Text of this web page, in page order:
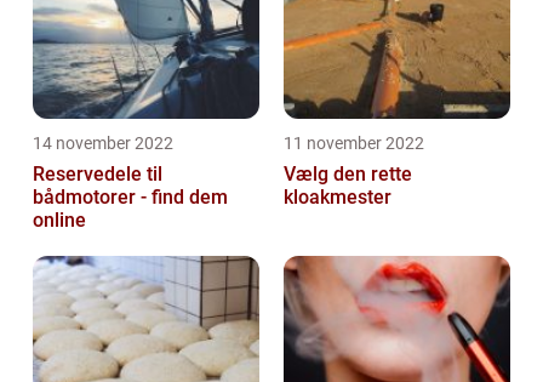
14 november 2022
Reservedele til
bådmotorer - find dem
online
11 november 2022
Vælg den rette
kloakmester